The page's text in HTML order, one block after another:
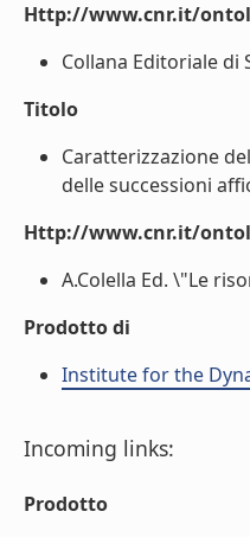
Http://www.cnr.it/
Collana Editoriale di
Titolo
Caratterizzazione
delle successioni
Http://www.cnr.it/
A.Colella Ed. \"Le
Prodotto di
Institute for the
Incoming links:
Prodotto